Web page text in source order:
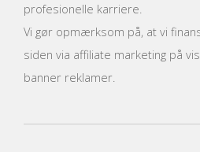
profesionelle karriere.
Vi gør opmærksom på, at vi
siden via affiliate marketing på
banner reklamer.